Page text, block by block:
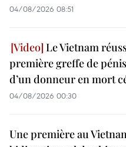
04/08/2026 08:51
Le Vietnam
première greffe de
d’un donneur en mort
04/08/2026 00:30
Une première au